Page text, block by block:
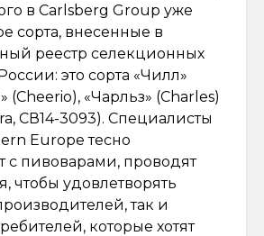
в Carlsberg Group уже
сорта, внесенные в
реестр селекционных
это сорта «Чилл»
(Cheerio), «Чарльз» (Charles)
СВ14-3093). Специалисты
Europe тесно
с пивоварами, проводят
чтобы удовлетворять
так и
которые хотят